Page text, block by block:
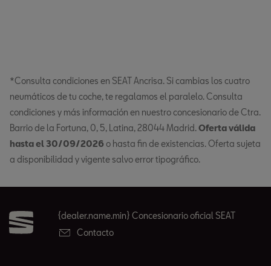
*Consulta condiciones en SEAT Ancrisa. Si cambias los cuatro
neumáticos de tu coche, te regalamos el paralelo. Consulta
condiciones y más información en nuestro concesionario de Ctra.
Barrio de la Fortuna, 0, 5, Latina, 28044 Madrid.Oferta válida
hasta el 30/09/2026 o hasta fin de existencias. Oferta sujeta
a disponibilidad y vigente salvo error tipográfico.
{dealer.name.min} Concesionario oficial SEAT
Contacto